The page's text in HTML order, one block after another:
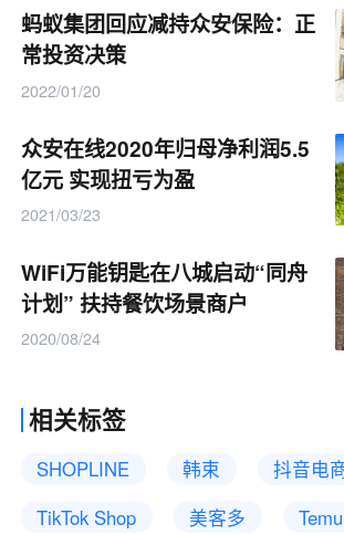
蚂蚁集团回应减持众安保险：正
常投资决策
2022/01/20
众安在线2020年归母净利润5.5
亿元 实现扭亏为盈
2021/03/23
WiFi万能钥匙在八城启动“同舟
计划” 扶持餐饮场景商户
2020/08/24
相关标签
SHOPLINE 韩束
抖音电
TikTok Shop
美客多
Temu